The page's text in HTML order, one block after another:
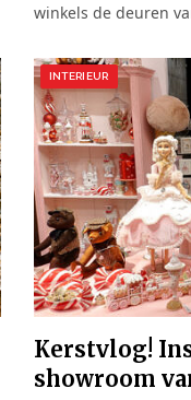
winkels de deuren
INTERIEUR
Kerstvlog!
showroom